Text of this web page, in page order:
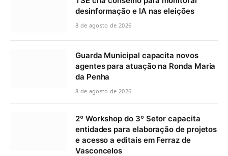
desinformação e IA nas eleições
8 de agosto de 2026
Guarda Municipal capacita novos
agentes para atuação na Ronda Maria
da Penha
8 de agosto de 2026
2º Workshop do 3º Setor capacita
entidades para elaboração de projetos
e acesso a editais em Ferraz de
Vasconcelos